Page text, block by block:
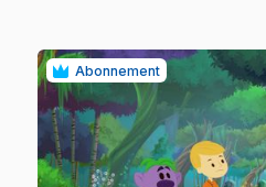
Abonnement